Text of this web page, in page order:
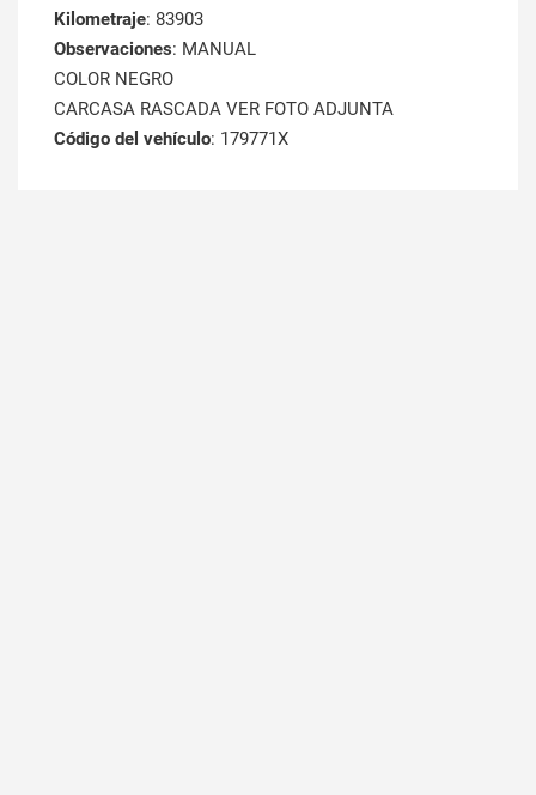
Kilometraje: 83903
Observaciones: MANUAL
COLOR NEGRO
CARCASA RASCADA VER FOTO ADJUNTA
Código del vehículo: 179771X